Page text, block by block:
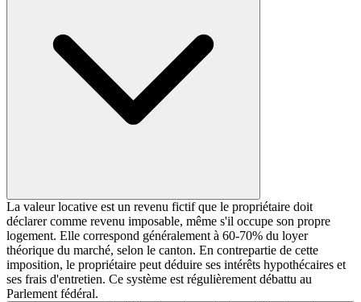
La valeur locative est un revenu fictif que le propriétaire doit
déclarer comme revenu imposable, même s'il occupe son propre
logement. Elle correspond généralement à 60-70% du loyer
théorique du marché, selon le canton. En contrepartie de cette
imposition, le propriétaire peut déduire ses intérêts hypothécaires et
ses frais d'entretien. Ce système est régulièrement débattu au
Parlement fédéral.